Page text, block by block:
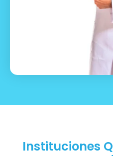
Instituciones